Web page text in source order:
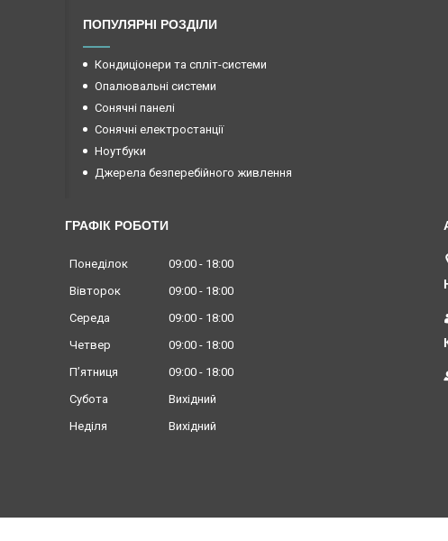
ПОПУЛЯРНІ РОЗДІЛИ
Кондиціонери та спліт-системи
Опалювальні системи
Сонячні панелі
Сонячні електростанції
Ноутбуки
Джерела безперебійного живлення
ГРАФІК РОБОТИ
Понеділок 09:00
18:00
Вівторок
09:00
18:00
Середа
09:00
18:00
Четвер
09:00
18:00
Пʼятниця
09:00
18:00
Субота
Вихідний
Неділя
Вихідний